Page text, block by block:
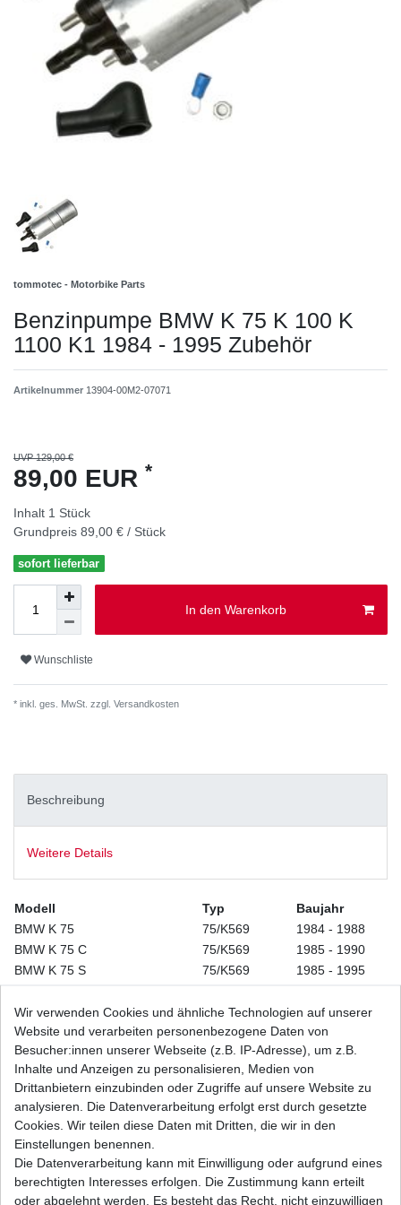
tommotec - Motorbike Parts
Benzinpumpe BMW K 75 K 100 K
1100 K1 1984 - 1995 Zubehör
Artikelnummer 13904-00M2-07071
UVP 129,00 €
89,00 EUR *
Inhalt 1 Stück
Grundpreis 89,00 € / Stück
sofort lieferbar
In den Warenkorb
Wunschliste
* inkl. ges. MwSt. zzgl. Versandkosten
Beschreibung
Weitere Details
Modell Typ
Baujahr
BMW K 75
75/K569
1984 - 1988
BMW K 75 C
75/K569
1985 - 1990
BMW K 75 S
75/K569
1985 - 1995
BMW K 75 RT
75/K569
1989 - 1995
BMW K 75 S ABS
75/K569
1985 - 1995
BMW K 75 /2 ABS
75/K569
1991 - 1996
BMW K 75 RT ABS
75/K569
1996
BMW K 75 /2 Edition ABS
75/K569
1996
BMW K 100
100/K589
1982 - 1988
100/K589
BMW K 100 RT
100/K589
1983 - 1989
BMW K 100 LT
100/K589
1986 - 1991
BMW K 100 / 2
100/K589
1987 - 1990
Wir verwenden Cookies und ähnliche Technologien auf unserer
Website und verarbeiten personenbezogene Daten von
Besucher:innen unserer Webseite (z.B. IP-Adresse), um z.B.
Inhalte und Anzeigen zu personalisieren, Medien von
Drittanbietern einzubinden oder Zugriffe auf unsere Website zu
analysieren. Die Datenverarbeitung erfolgt erst durch gesetzte
Cookies. Wir teilen diese Daten mit Dritten, die wir in den
Einstellungen benennen.
Die Datenverarbeitung kann mit Einwilligung oder aufgrund eines
berechtigten Interesses erfolgen. Die Zustimmung kann erteilt
oder abgelehnt werden. Es besteht das Recht, nicht einzuwilligen